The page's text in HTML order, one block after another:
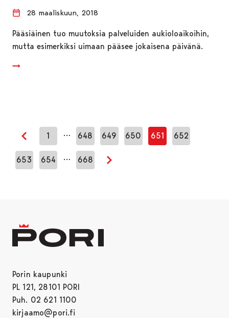
28 maaliskuun, 2018
Pääsiäinen tuo muutoksia palveluiden aukioloaikoihin,
mutta esimerkiksi uimaan pääsee jokaisena päivänä.
Edellinen sivu
1 … 648 649 650 651 652
653 654 … 668
Seuraava sivu
Porin kaupunki
PL 121, 28101 PORI
Puh. 02 621 1100
kirjaamo@pori.fi